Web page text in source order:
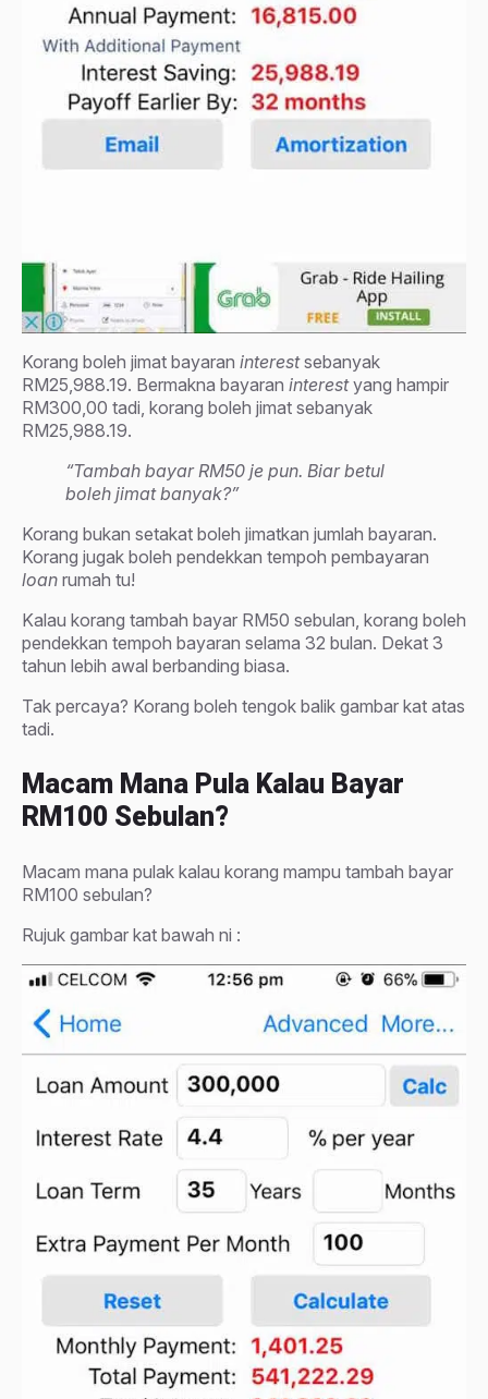
Korang boleh jimat bayaran interestsebanyak
RM25,988.19. Bermakna bayaran interestyang hampir
RM300,00 tadi, korang boleh jimat sebanyak
RM25,988.19.
“Tambah bayar RM50 je pun. Biar betul
boleh jimat banyak?”
Korang bukan setakat boleh jimatkan jumlah bayaran.
Korang jugak boleh pendekkan tempoh pembayaran
loan rumah tu!
Kalau korang tambah bayar RM50 sebulan, korang boleh
pendekkan tempoh bayaran selama 32 bulan. Dekat 3
tahun lebih awal berbanding biasa.
Tak percaya? Korang boleh tengok balik gambar kat atas
tadi.
Macam Mana Pula Kalau Bayar
RM100 Sebulan?
Macam mana pulak kalau korang mampu tambah bayar
RM100 sebulan?
Rujuk gambar kat bawah ni :